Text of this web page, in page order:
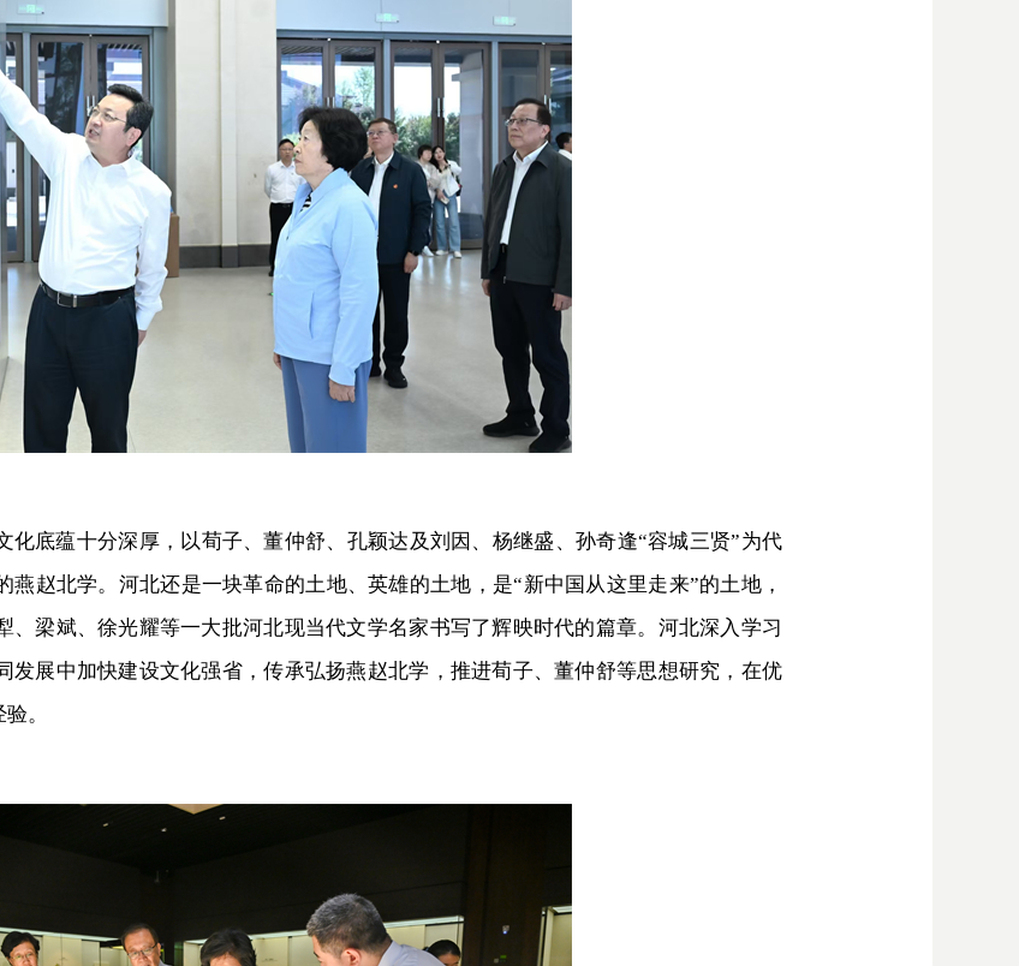
化底蕴十分深厚，以荀子、董仲舒、孔颖达及刘因、杨继盛、孙奇逢“容城三贤”为代
赵北学。河北还是一块革命的土地、英雄的土地，是“新中国从这里走来”的土地，
、梁斌、徐光耀等一大批河北现当代文学名家书写了辉映时代的篇章。河北深入学习
发展中加快建设文化强省，传承弘扬燕赵北学，推进荀子、董仲舒等思想研究，在优
。